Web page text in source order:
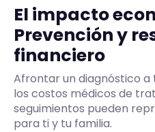
El impacto
Prevención y
financiero
Afrontar un diagnóstico a
los costos médicos de
seguimientos pueden
para ti y tu familia.